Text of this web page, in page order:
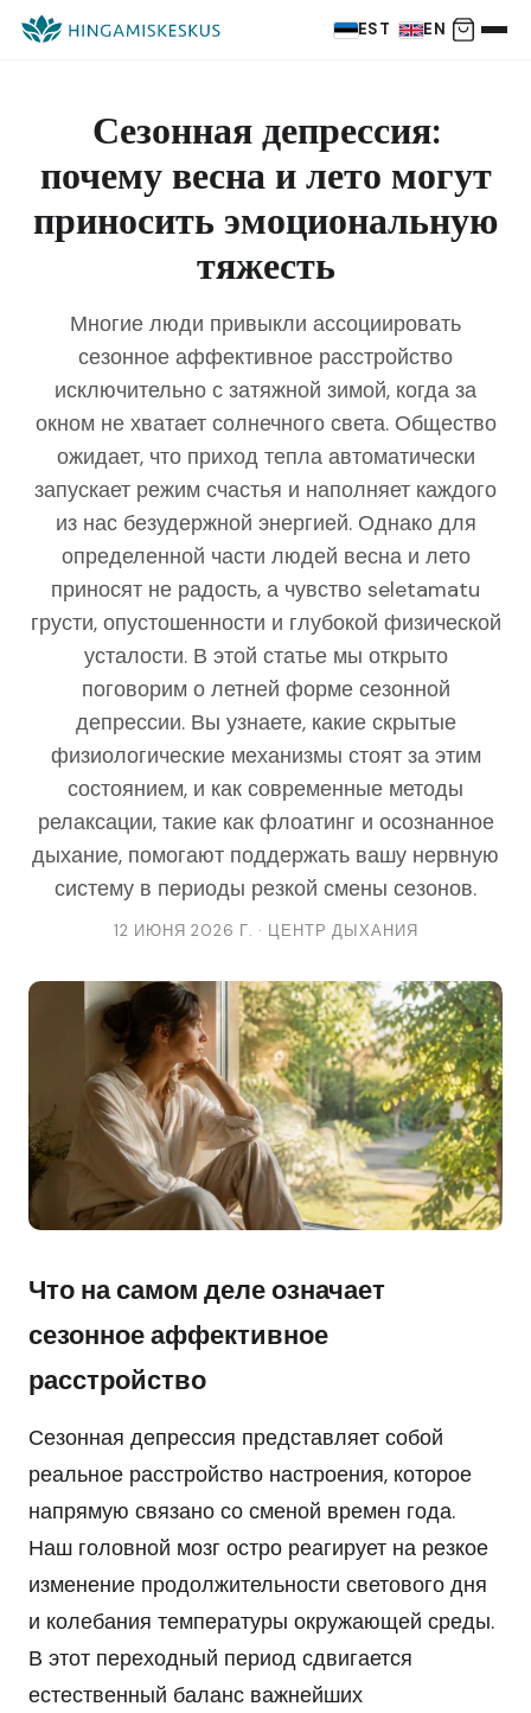
EST EN
Сезонная депрессия:
почему весна и лето могут
приносить эмоциональную
тяжесть
Многие люди привыкли ассоциировать
сезонное аффективное расстройство
исключительно с затяжной зимой, когда за
окном не хватает солнечного света. Общество
ожидает, что приход тепла автоматически
запускает режим счастья и наполняет каждого
из нас безудержной энергией. Однако для
определенной части людей весна и лето
приносят не радость, а чувство seletamatu
грусти, опустошенности и глубокой физической
усталости. В этой статье мы открыто
поговорим о летней форме сезонной
депрессии. Вы узнаете, какие скрытые
физиологические механизмы стоят за этим
состоянием, и как современные методы
релаксации, такие как флоатинг и осознанное
дыхание, помогают поддержать вашу нервную
систему в периоды резкой смены сезонов.
12 ИЮНЯ 2026 Г. · ЦЕНТР ДЫХАНИЯ
Что на самом деле означает
сезонное аффективное
расстройство
Сезонная депрессия представляет собой
реальное расстройство настроения, которое
напрямую связано со сменой времен года.
Наш головной мозг остро реагирует на резкое
изменение продолжительности светового дня
и колебания температуры окружающей среды.
В этот переходный период сдвигается
естественный баланс важнейших